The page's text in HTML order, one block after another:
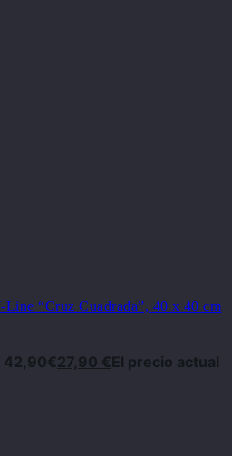
“Cruz Cuadrada”, 40 x 40 cm
42,90€27,90 €El precio actual